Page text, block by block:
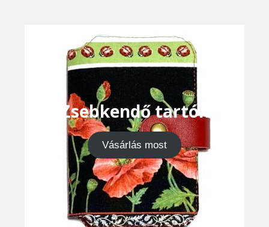
Zsebkendő tartók
Vásárlás most